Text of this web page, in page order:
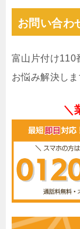
お問い合わ
富山片付け110
お悩み解決し
＼